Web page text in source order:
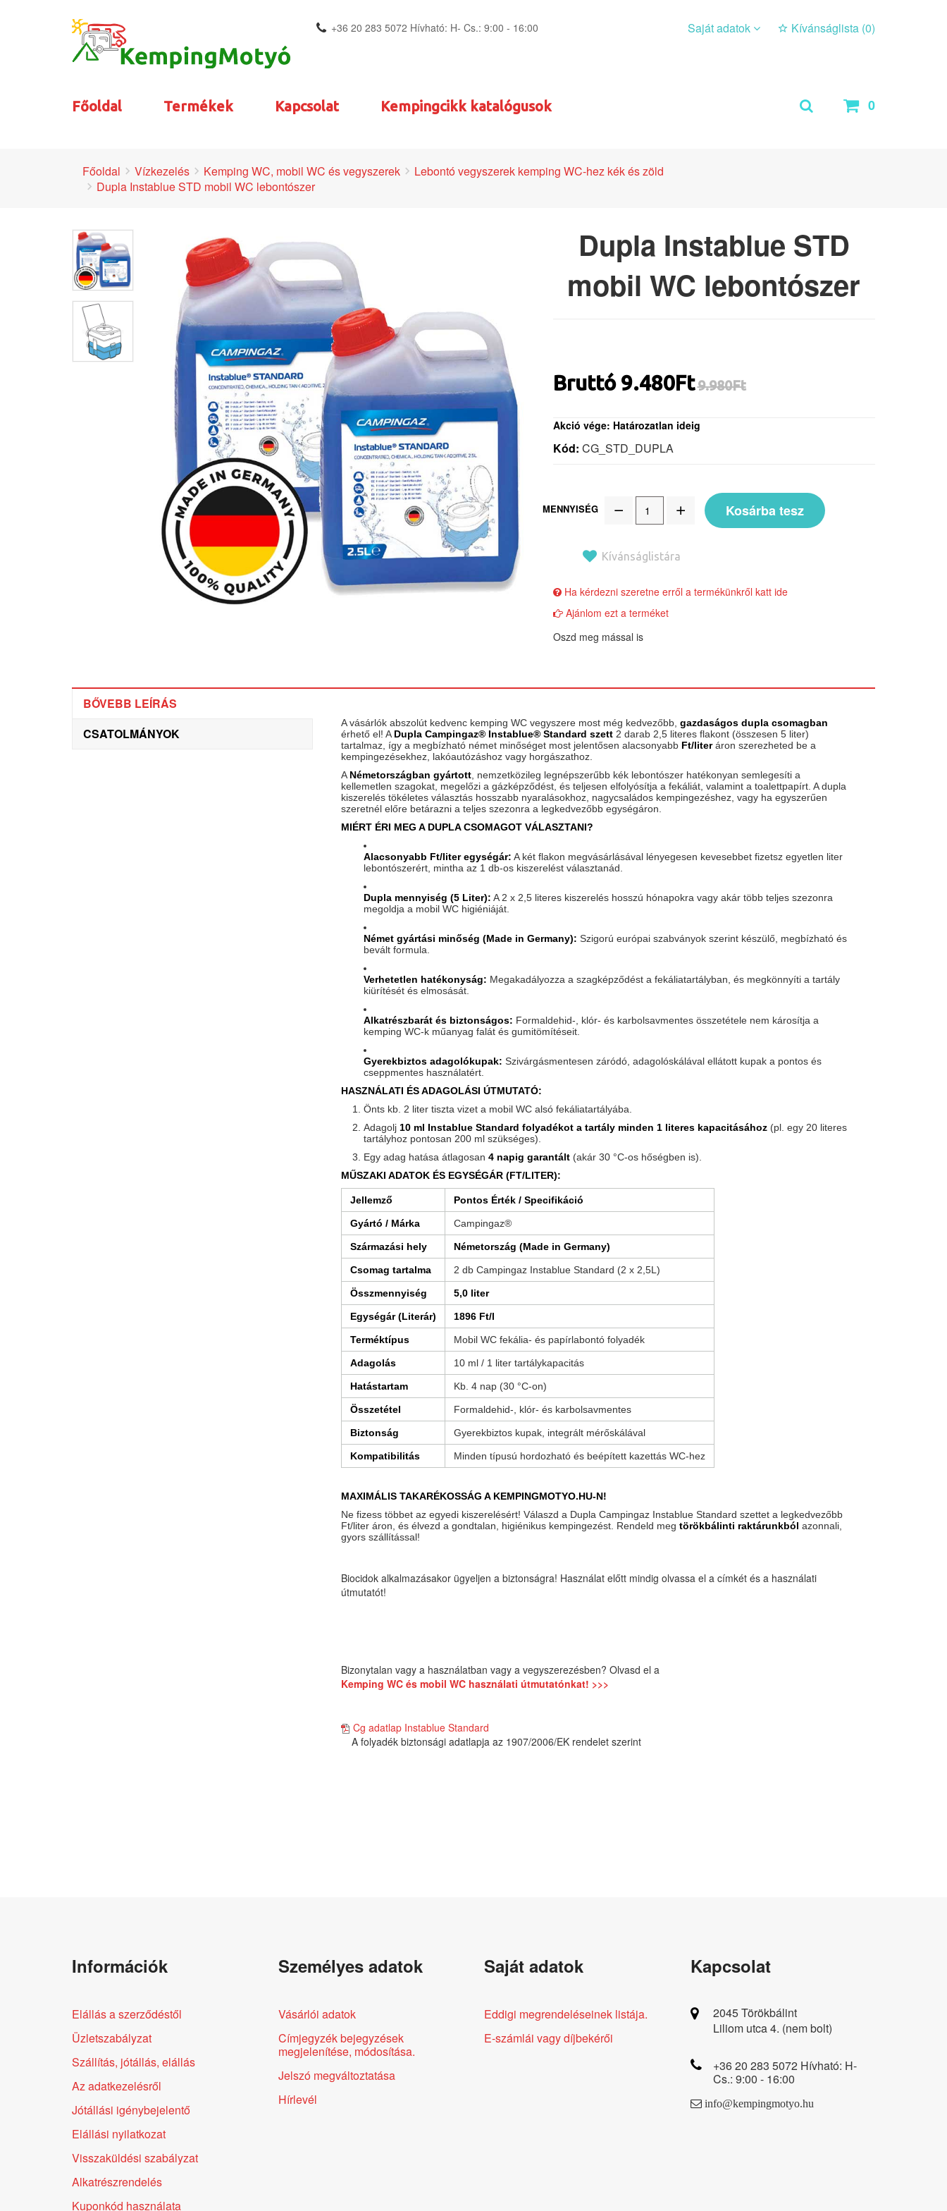
+36 20 283 5072 Hívható: H- Cs.: 9:00 - 16:00 Saját adatok Kívánságlista (0)
Főoldal Termékek Kapcsolat Kempingcikk katalógusok 0
Főoldal Vízkezelés Kemping WC, mobil WC és vegyszerek
Lebontó vegyszerek kemping WC-hez kék és zöld
Dupla Instablue STD mobil WC lebontószer
Dupla Instablue STD
mobil WC lebontószer
Bruttó 9.480Ft9.980Ft
Akció vége: Határozatlan ideig
Kód: CG_STD_DUPLA
MENNYISÉG Kosárba tesz
Kívánságlistára
Ha kérdezni szeretne erről a termékünkről katt ide
Ajánlom ezt a terméket
Oszd meg mással is
BŐVEBB LEÍRÁS
CSATOLMÁNYOK
A vásárlók abszolút kedvenc kemping WC vegyszere most még kedvezőbb, gazdaságos dupla csomagban
érhető el! A Dupla Campingaz® Instablue® Standard szett 2 darab 2,5 literes flakont (összesen 5 liter)
tartalmaz, így a megbízható német minőséget most jelentősen alacsonyabb Ft/literáron szerezheted be a
kempingezésekhez, lakóautózáshoz vagy horgászathoz.
A Németországban gyártott , nemzetközileg legnépszerűbb kék lebontószer hatékonyan semlegesíti a
kellemetlen szagokat, megelőzi a gázképződést, és teljesen elfolyósítja a fekáliát, valamint a toalettpapírt. A dupla
kiszerelés tökéletes választás hosszabb nyaralásokhoz, nagycsaládos kempingezéshez, vagy ha egyszerűen
szeretnél előre betárazni a teljes szezonra a legkedvezőbb egységáron.
MIÉRT ÉRI MEG A DUPLA CSOMAGOT VÁLASZTANI?
Alacsonyabb Ft/liter egységár: A két flakon megvásárlásával lényegesen kevesebbet fizetsz egyetlen liter
lebontószerért, mintha az 1 db-os kiszerelést választanád.
Dupla mennyiség (5 Liter): A 2 x 2,5 literes kiszerelés hosszú hónapokra vagy akár több teljes szezonra
megoldja a mobil WC higiéniáját.
Német gyártási minőség (Made in Germany): Szigorú európai szabványok szerint készülő, megbízható és
bevált formula.
Verhetetlen hatékonyság: Megakadályozza a szagképződést a fekáliatartályban, és megkönnyíti a tartály
kiürítését és elmosását.
Alkatrészbarát és biztonságos: Formaldehid-, klór- és karbolsavmentes összetétele nem károsítja a
kemping WC-k műanyag falát és gumitömítéseit.
Gyerekbiztos adagolókupak: Szivárgásmentesen záródó, adagolóskálával ellátott kupak a pontos és
cseppmentes használatért.
HASZNÁLATI ÉS ADAGOLÁSI ÚTMUTATÓ:
Önts kb. 2 liter tiszta vizet a mobil WC alsó fekáliatartályába.
Adagolj 10 ml Instablue Standard folyadékot a tartály minden 1 literes kapacitásához (pl. egy 20 literes
tartályhoz pontosan 200 ml szükséges).
Egy adag hatása átlagosan 4 napig garantált (akár 30 °C-os hőségben is).
MŰSZAKI ADATOK ÉS EGYSÉGÁR (FT/LITER):
Jellemző Pontos Érték / Specifikáció
Gyártó / Márka Campingaz®
Származási hely Németország (Made in Germany)
Csomag tartalma 2 db Campingaz Instablue Standard (2 x 2,5L)
Összmennyiség 5,0 liter
Egységár (Literár) 1896 Ft/l
Terméktípus Mobil WC fekália- és papírlabontó folyadék
Adagolás 10 ml / 1 liter tartálykapacitás
Hatástartam Kb. 4 nap (30 °C-on)
Összetétel Formaldehid-, klór- és karbolsavmentes
Biztonság Gyerekbiztos kupak, integrált mérőskálával
Kompatibilitás Minden típusú hordozható és beépített kazettás WC-hez
MAXIMÁLIS TAKARÉKOSSÁG A KEMPINGMOTYO.HU-N!
Ne fizess többet az egyedi kiszerelésért! Válaszd a Dupla Campingaz Instablue Standard szettet a legkedvezőbb
Ft/liter áron, és élvezd a gondtalan, higiénikus kempingezést. Rendeld meg törökbálinti raktárunkból azonnali,
gyors szállítással!
Biocidok alkalmazásakor ügyeljen a biztonságra! Használat előtt mindig olvassa el a címkét és a használati
útmutatót!
Bizonytalan vagy a használatban vagy a vegyszerezésben? Olvasd el a
Kemping WC és mobil WC használati útmutatónkat! >>>
Cg adatlap Instablue Standard
A folyadék biztonsági adatlapja az 1907/2006/EK rendelet szerint
Információk
Elállás a szerződéstől
Üzletszabályzat
Szállítás, jótállás, elállás
Az adatkezelésről
Jótállási igénybejelentő
Elállási nyilatkozat
Visszaküldési szabályzat
Alkatrészrendelés
Kuponkód használata
Személyes adatok
Vásárlói adatok
Címjegyzék bejegyzések
megjelenítése, módosítása.
Jelszó megváltoztatása
Hírlevél
Saját adatok
Eddigi megrendeléseinek listája.
E-számlái vagy díjbekérői
Kapcsolat
2045 Törökbálint
Liliom utca 4. (nem bolt)
+36 20 283 5072 Hívható: H-
Cs.: 9:00 - 16:00
info@kempingmotyo.hu